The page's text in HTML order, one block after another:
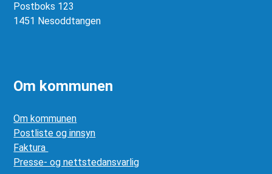
Postboks 123
1451 Nesoddtangen
Om kommunen
Om kommunen
Postliste og innsyn
Faktura
Presse- og nettstedansvarlig